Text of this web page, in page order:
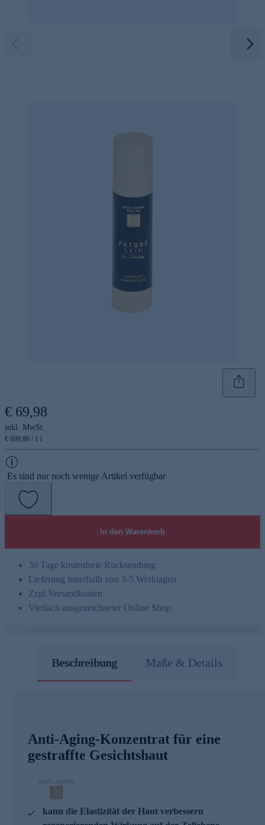
€ 69,98
inkl. MwSt.
€ 699,80 / 1 l
Es sind nur noch wenige Artikel verfügbar
In den Warenkorb
30 Tage kostenfreie Rücksendung
Lieferung innerhalb von 3-5 Werktagen
Zzgl.Versandkosten
Vielfach ausgezeichneter Online Shop
Beschreibung Maße & Details
Anti-Aging-Konzentrat für eine
gestraffte Gesichtshaut
kann die Elastizität der Haut verbessern